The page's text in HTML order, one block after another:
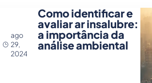
Como identificar e
avaliar ar insalubre:
a importância da
análise ambiental
ago
29,
2024